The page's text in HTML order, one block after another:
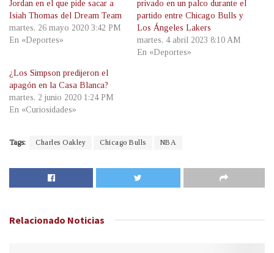
Jordan en el que pide sacar a
Isiah Thomas del Dream Team
martes, 26 mayo 2020 3:42 PM
En «Deportes»
privado en un palco durante el
partido entre Chicago Bulls y
Los Ángeles Lakers
martes, 4 abril 2023 8:10 AM
En «Deportes»
¿Los Simpson predijeron el
apagón en la Casa Blanca?
martes, 2 junio 2020 1:24 PM
En «Curiosidades»
Tags: Charles Oakley Chicago Bulls NBA
Relacionado Noticias